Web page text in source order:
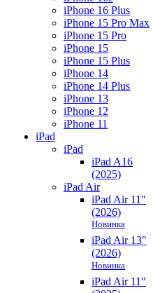
iPhone 16 Plus
iPhone 15 Pro Max
iPhone 15 Pro
iPhone 15
iPhone 15 Plus
iPhone 14
iPhone 14 Plus
iPhone 13
iPhone 12
iPhone 11
iPad
iPad
iPad A16
(2025)
iPad Air
iPad Air 11"
(2026)
Новинка
iPad Air 13"
(2026)
Новинка
iPad Air 11"